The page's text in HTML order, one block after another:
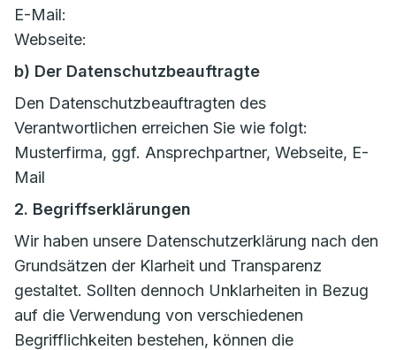
E-Mail:
Webseite:
b) Der Datenschutzbeauftragte
Den Datenschutzbeauftragten des
Verantwortlichen erreichen Sie wie folgt:
Musterfirma, ggf. Ansprechpartner, Webseite, E-
Mail
2. Begriffserklärungen
Wir haben unsere Datenschutzerklärung nach den
Grundsätzen der Klarheit und Transparenz
gestaltet. Sollten dennoch Unklarheiten in Bezug
auf die Verwendung von verschiedenen
Begrifflichkeiten bestehen, können die